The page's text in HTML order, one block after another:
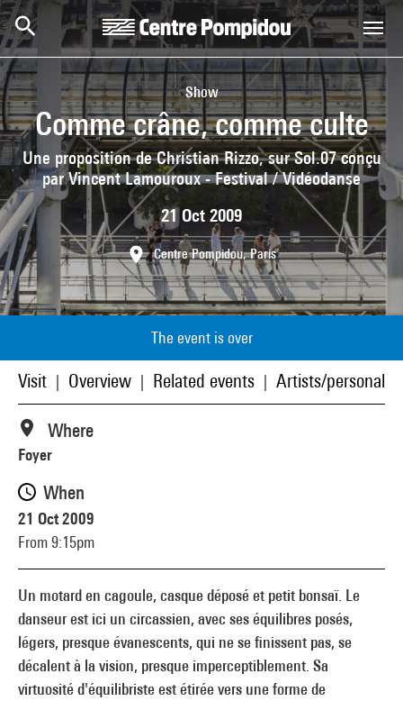
Skip to main content
Centre Pompidou
Show
Comme crâne, comme culte
Une proposition de Christian Rizzo, sur Sol.07 conçu
par Vincent Lamouroux - Festival / Vidéodanse
21 Oct 2009
Centre Pompidou, Paris
The event is over
Visit Overview Related events Artists/
Un motard en cagoule, casque déposé et petit bonsaï. Le
danseur est ici un circassien, avec ses équilibres posés,
légers, presque évanescents, qui ne se finissent pas, se
décalent à la vision, presque imperceptiblement. Sa
virtuosité d'équilibriste est étirée vers une forme de
Where
Foyer
When
21 Oct 2009
From 9:15pm